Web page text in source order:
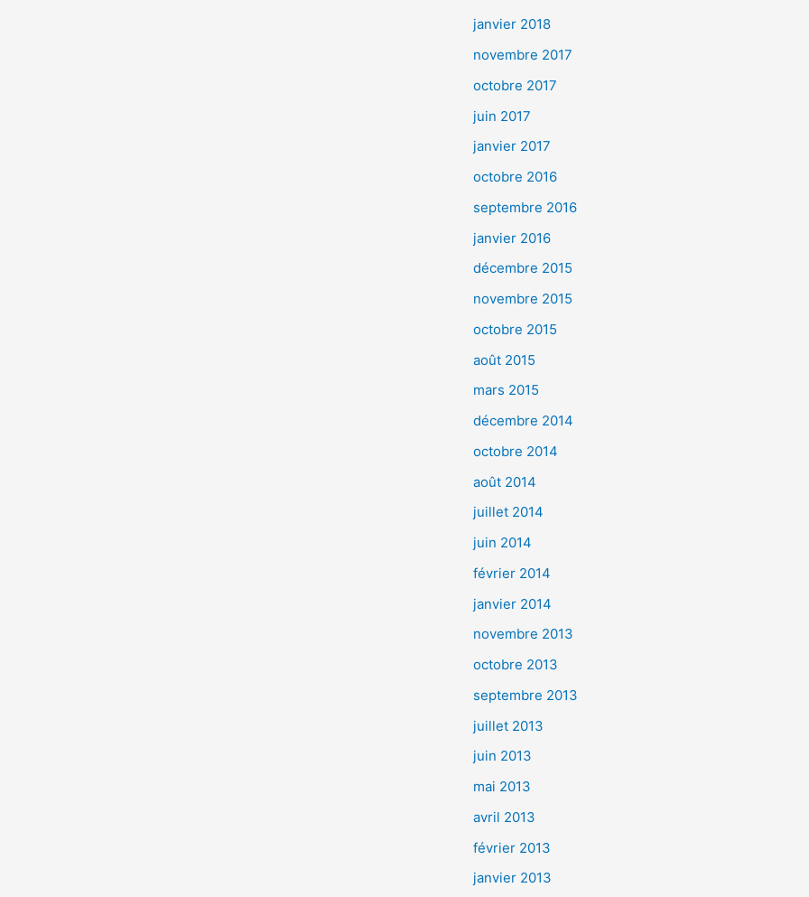
janvier 2018
novembre 2017
octobre 2017
juin 2017
janvier 2017
octobre 2016
septembre 2016
janvier 2016
décembre 2015
novembre 2015
octobre 2015
août 2015
mars 2015
décembre 2014
octobre 2014
août 2014
juillet 2014
juin 2014
février 2014
janvier 2014
novembre 2013
octobre 2013
septembre 2013
juillet 2013
juin 2013
mai 2013
avril 2013
février 2013
janvier 2013